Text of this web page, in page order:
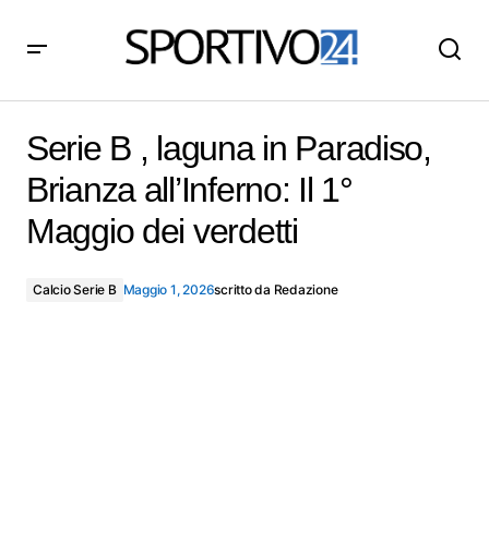
Maggio dei verdetti
Serie B , laguna in Paradiso,
Brianza all’Inferno: Il 1°
Maggio dei verdetti
Calcio Serie B Maggio 1, 2026scritto da Redazione